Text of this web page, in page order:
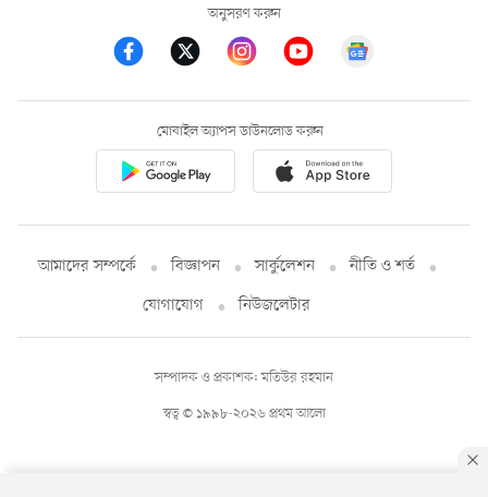
অনুসরণ করুন
মোবাইল অ্যাপস ডাউনলোড করুন
আমাদের সম্পর্কে বিজ্ঞাপন সার্কুলেশন
নীতি ও শর্ত
যোগাযোগ
নিউজলেটার
স্বত্ব © ১৯৯৮-২০২৬ প্রথম আলো
সম্পাদক ও প্রকাশক: মতিউর রহমান